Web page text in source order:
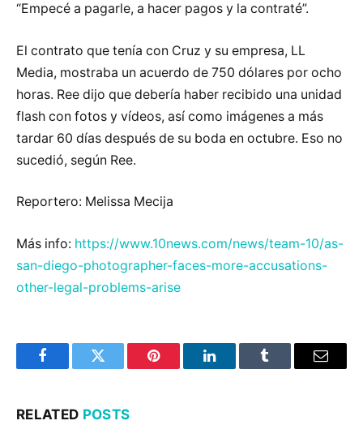
“Empecé a pagarle, a hacer pagos y la contraté”.
El contrato que tenía con Cruz y su empresa, LL
Media, mostraba un acuerdo de 750 dólares por ocho
horas. Ree dijo que debería haber recibido una unidad
flash con fotos y vídeos, así como imágenes a más
tardar 60 días después de su boda en octubre. Eso no
sucedió, según Ree.
Reportero: Melissa Mecija
Más info: https://www.10news.com/news/team-10/as-
san-diego-photographer-faces-more-accusations-
other-legal-problems-arise
FacebookTwitter Pinterest LinkedInTumblr Email
RELATED POSTS